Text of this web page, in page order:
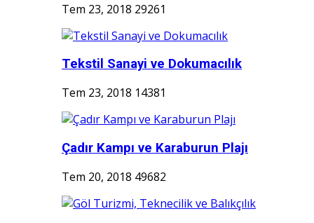
Tem 23, 2018 29261
Tekstil Sanayi ve Dokumacılık
Tem 23, 2018 14381
Çadır Kampı ve Karaburun Plajı
Tem 20, 2018 49682